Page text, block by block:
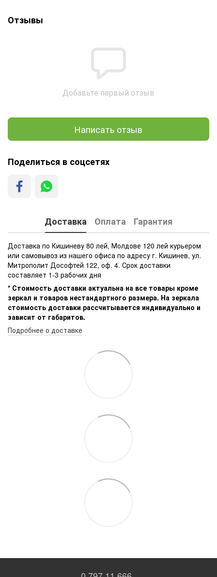
Отзывы
Добавьте первый отзыв
Написать отзыв
Поделиться в соцсетях
Доставка Оплата Гарантия
Доставка по Кишиневу 80 лей, Молдове 120 лей курьером
или самовывоз из нашего офиса по адресу г. Кишинев, ул.
Митрополит Дософтей 122, оф. 4. Срок доставки
составляет 1-3 рабочих дня
* Стоимость доставки актуальна на все товары кроме
зеркал и товаров нестандартного размера. На зеркала
стоимость доставки рассчитывается индивидуально и
зависит от габаритов.
Подробнее о доставке